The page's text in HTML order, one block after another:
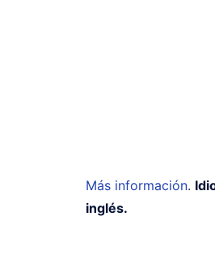
Más información.
inglés.